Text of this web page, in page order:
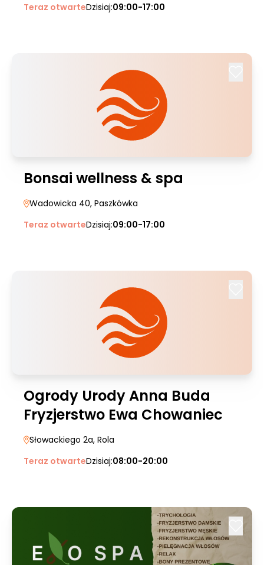
Teraz otwarteDzisiaj:09:00-17:00
Bonsai wellness & spa
Wadowicka 40, Paszkówka
Teraz otwarteDzisiaj:09:00-17:00
Ogrody Urody Anna Buda
Fryzjerstwo Ewa Chowaniec
Słowackiego 2a, Rola
Teraz otwarteDzisiaj:08:00-20:00